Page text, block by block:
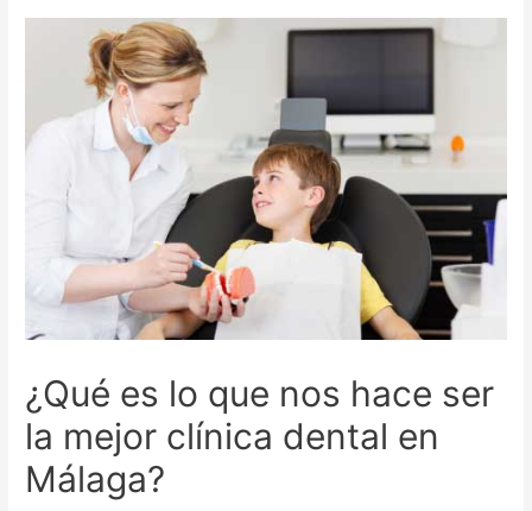
¿Qué es lo que nos hace ser
la mejor clínica dental en
Málaga?